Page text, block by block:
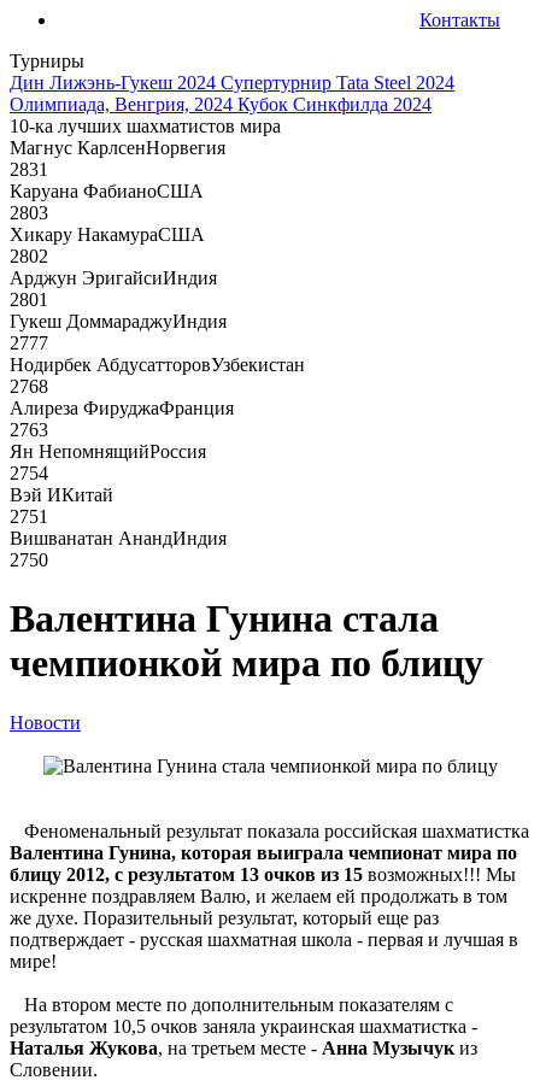
Контакты
Турниры
Дин Лижэнь-Гукеш 2024 Супертурнир Tata Steel 2024
Олимпиада, Венгрия, 2024 Кубок Синкфилда 2024
10-ка лучших шахматистов мира
Магнус КарлсенНорвегия
2831
Каруана ФабианоСША
2803
Хикару НакамураСША
2802
Арджун ЭригайсиИндия
2801
Гукеш ДоммараджуИндия
2777
Нодирбек АбдусатторовУзбекистан
2768
Алиреза ФируджаФранция
2763
Ян НепомнящийРоссия
2754
Вэй ИКитай
2751
Вишванатан АнандИндия
2750
Валентина Гунина стала
чемпионкой мира по блицу
Новости
Феноменальный результат показала российская шахматистка
Валентина Гунина, которая выиграла чемпионат мира по
блицу 2012, с результатом 13 очков из 15 возможных!!! Мы
искренне поздравляем Валю, и желаем ей продолжать в том
же духе. Поразительный результат, который еще раз
подтверждает - русская шахматная школа - первая и лучшая в
мире!
На втором месте по дополнительным показателям с
результатом 10,5 очков заняла украинская шахматистка -
Наталья Жукова, на третьем месте - Анна Музычук из
Словении.